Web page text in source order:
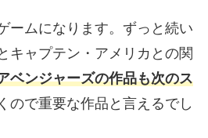
ームになります。ずっと続い
キャプテン・アメリカとの関
ベンジャーズの作品も次のス
ので重要な作品と言えるでし